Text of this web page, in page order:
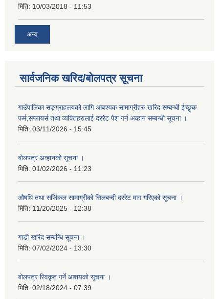
मिति: 10/03/2018 - 11:53
अन्य
सार्वजनिक खरिद/बोलपत्र सूचना
गाउँपालिका सङ्ग्राहलयको लागि आवश्यक सामाग्रीहरु खरिद सम्बन्धी ईच्छुक
फर्म,सप्लायर्स तथा व्यक्तिहरुलाई दररेट पेश गर्न अव्हान सम्बन्धी सूचना ।
मिति: 03/11/2026 - 15:45
बोलपत्र अव्हानको सूचना ।
मिति: 01/02/2026 - 11:23
औषधि तथा सर्जिकल सामाग्रीको सिलबन्दी दररेट माग गरिएको सूचना ।
मिति: 11/20/2025 - 12:38
गाडी खरिद सम्बन्धि सूचना ।
मिति: 07/02/2024 - 13:30
बोलपत्र स्विकृत गर्ने आशयको सूचना ।
मिति: 02/18/2024 - 07:39